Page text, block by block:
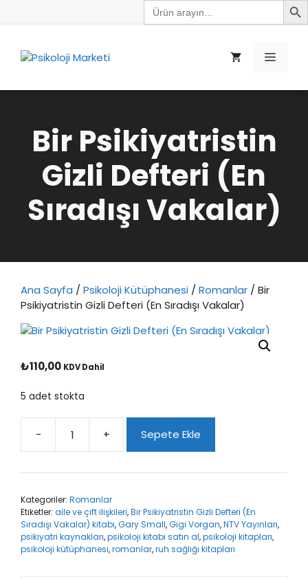
Search
for:
Menü
Bir Psikiyatristin
Gizli Defteri (En
Sıradışı Vakalar)
Ana Sayfa / Psikoloji Kütüphanesi / Romanlar / Bir
Psikiyatristin Gizli Defteri (En Sıradışı Vakalar)
₺110,00 KDV Dahil
5 adet stokta
-
Psikiyatristin
Gizli
Sıradışı
Vakalar)
adet
+ Sepete Ekle
Kategoriler: Romanlar
Etiketler: aile ve çift ilişkileri,Bir Psikiyatristin Gizli Defteri (En
Sıradışı Vakalar) kitabı,Gary Small,Gigi Vorgan,NTV Yayınları,
psikiyatri kaynakları,psikoloji kitabı satın al,psikoloji kitapları,
psikoloji kütüphanesi,romanlar,ruh sağlığı kitapları